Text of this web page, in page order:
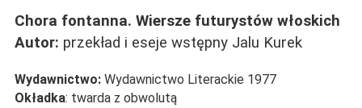
Chora fontanna. Wiersze futurystów włoskich
Autor: przekład i eseje wstępny Jalu Kurek
Wydawnictwo: Wydawnictwo Literackie 1977
Okładka: twarda z obwolutą